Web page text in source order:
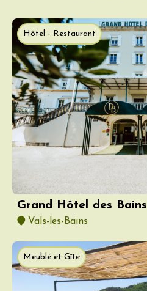
Hôtel - Restaurant
Grand Hôtel des Bains
Vals-les-Bains
Meublé et Gîte